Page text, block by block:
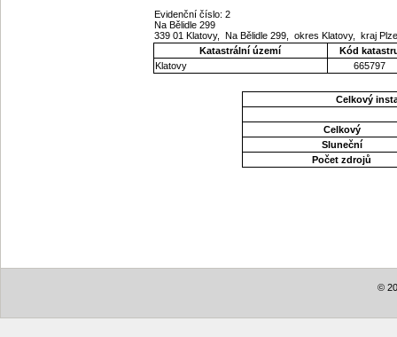
Evidenční číslo: 2
Na Bělidle 299
339 01 Klatovy, Na Bělidle 299, okres Klatovy, kraj
Katastrální území
Kód
Klatovy
665797
Celkový
Celkový
Sluneční
Počet zdrojů
©